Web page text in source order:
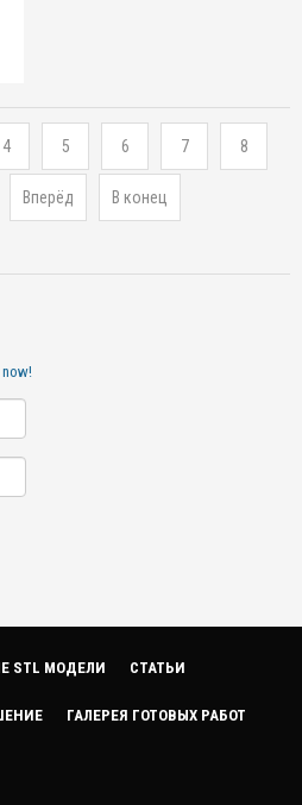
4 5 6 7 8
Вперёд В конец
STL МОДЕЛИ СТАТЬИ
ГАЛЕРЕЯ ГОТОВЫХ РАБОТ